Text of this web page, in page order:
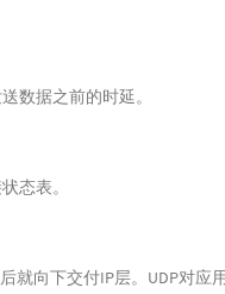
数据之前的时延。
态表。
就向下交付IP层。UDP对应